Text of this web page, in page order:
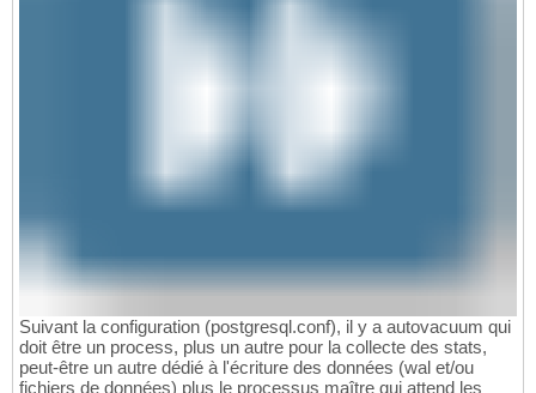
Suivant la configuration (postgresql.conf), il y a autovacuum qui
doit être un process, plus un autre pour la collecte des stats,
peut-être un autre dédié à l'écriture des données (wal et/ou
fichiers de données) plus le processus maître qui attend les